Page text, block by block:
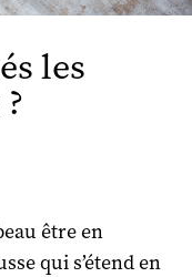
les
être en
qui s’étend en